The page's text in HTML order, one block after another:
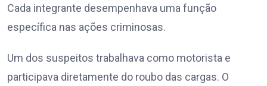
Cada integrante desempenhava uma função
específica nas ações criminosas.
Um dos suspeitos trabalhava como motorista e
participava diretamente do roubo das cargas. O